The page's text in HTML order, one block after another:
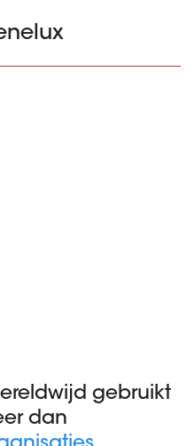
gebruikt
dan